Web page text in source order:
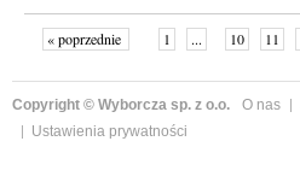
« poprzednie 1 ... 10 11
Copyright © Wyborcza sp. z o.o. O nas
Ustawienia prywatności